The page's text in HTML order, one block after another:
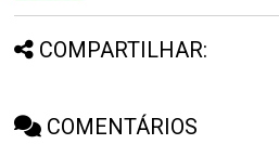
COMPARTILHAR:
COMENTÁRIOS